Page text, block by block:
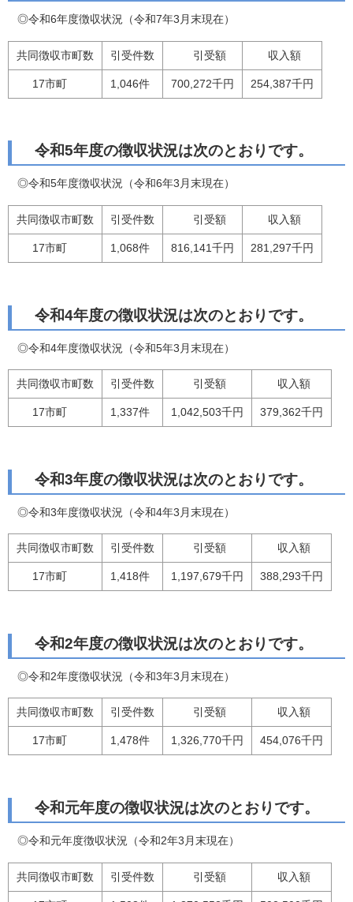
◎令和6年度徴収状況（令和7年3月末現在）
共同徴収市町数 引受件数 引受額 収入額
17市町 1,046件 700,272千円 254,387千円
令和5年度の徴収状況は次のとおりです。
◎令和5年度徴収状況（令和6年3月末現在）
共同徴収市町数 引受件数 引受額 収入額
17市町 1,068件 816,141千円 281,297千円
令和4年度の徴収状況は次のとおりです。
◎令和4年度徴収状況（令和5年3月末現在）
共同徴収市町数 引受件数 引受額 収入額
17市町 1,337件 1,042,503千円 379,362千円
令和3年度の徴収状況は次のとおりです。
◎令和3年度徴収状況（令和4年3月末現在）
共同徴収市町数 引受件数 引受額 収入額
17市町 1,418件 1,197,679千円 388,293千円
令和2年度の徴収状況は次のとおりです。
◎令和2年度徴収状況（令和3年3月末現在）
共同徴収市町数 引受件数 引受額 収入額
17市町 1,478件 1,326,770千円 454,076千円
令和元年度の徴収状況は次のとおりです。
◎令和元年度徴収状況（令和2年3月末現在）
共同徴収市町数 引受件数 引受額 収入額